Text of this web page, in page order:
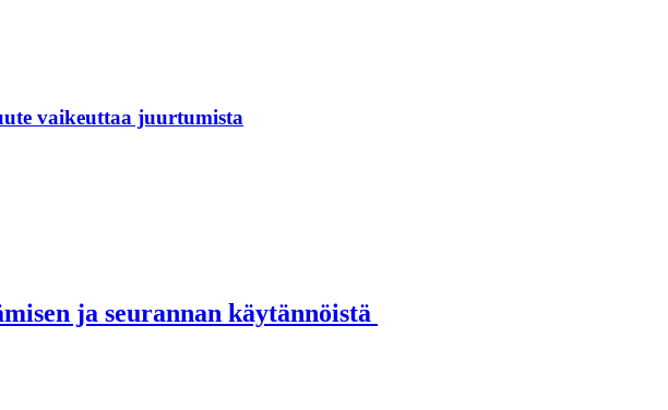
vaikeuttaa juurtumista
ja seurannan käytännöistä